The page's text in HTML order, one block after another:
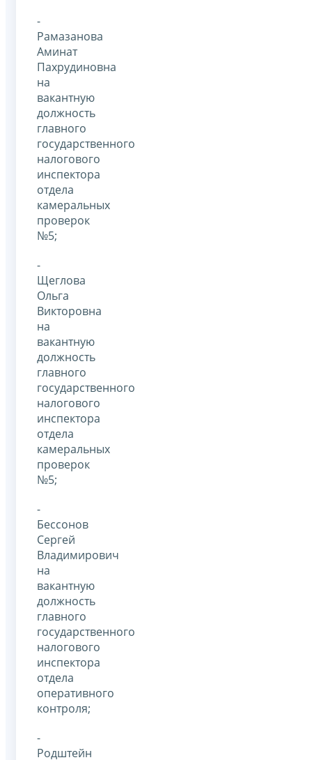
-
Рамазанова
Аминат
Пахрудиновна
на
вакантную
должность
главного
государственного
налогового
инспектора
отдела
камеральных
проверок
№5;
-
Щеглова
Ольга
Викторовна
на
вакантную
должность
главного
государственного
налогового
инспектора
отдела
камеральных
проверок
№5;
-
Бессонов
Сергей
Владимирович
на
вакантную
должность
главного
государственного
налогового
инспектора
отдела
оперативного
контроля;
-
Родштейн